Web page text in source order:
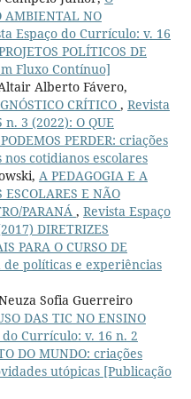
AMBIENTAL NO
Espaço do Currículo: v. 16
POLÍTICOS DE
Fluxo Contínuo]
Alberto Fávero,
CRÍTICO , Revista
3 (2022): O QUE
PERDER: criações
cotidianos escolares
A PEDAGOGIA E A
ESCOLARES E NÃO
PARANÁ , Revista Espaço
DIRETRIZES
PARA O CURSO DE
de políticas e experiências
Sofia Guerreiro
DAS TIC NO ENSINO
do Currículo: v. 16 n. 2
DO MUNDO: criações
utópicas [Publicação